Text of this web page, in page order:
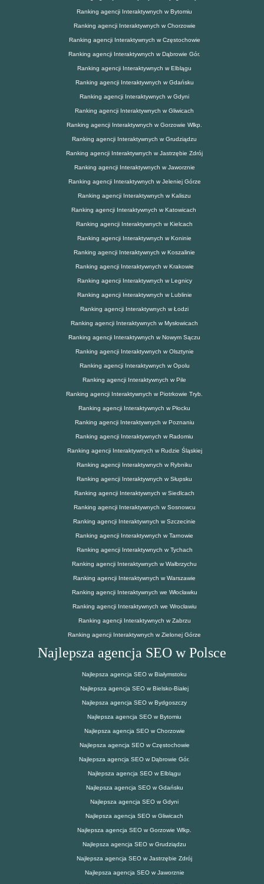
Ranking agencji Interaktywnych w Bytomiu
Ranking agencji Interaktywnych w Chorzowie
Ranking agencji Interaktywnych w Częstochowie
Ranking agencji Interaktywnych w Dąbrowie Gór.
Ranking agencji Interaktywnych w Elblągu
Ranking agencji Interaktywnych w Gdańsku
Ranking agencji Interaktywnych w Gdyni
Ranking agencji Interaktywnych w Gliwicach
Ranking agencji Interaktywnych w Gorzowie Wlkp.
Ranking agencji Interaktywnych w Grudziądzu
Ranking agencji Interaktywnych w Jastrzębie Zdrój
Ranking agencji Interaktywnych w Jaworznie
Ranking agencji Interaktywnych w Jeleniej Górze
Ranking agencji Interaktywnych w Kaliszu
Ranking agencji Interaktywnych w Katowicach
Ranking agencji Interaktywnych w Kielcach
Ranking agencji Interaktywnych w Koninie
Ranking agencji Interaktywnych w Koszalinie
Ranking agencji Interaktywnych w Krakowie
Ranking agencji Interaktywnych w Legnicy
Ranking agencji Interaktywnych w Lublinie
Ranking agencji Interaktywnych w Łodzi
Ranking agencji Interaktywnych w Mysłowicach
Ranking agencji Interaktywnych w Nowym Sączu
Ranking agencji Interaktywnych w Olsztynie
Ranking agencji Interaktywnych w Opolu
Ranking agencji Interaktywnych w Pile
Ranking agencji Interaktywnych w Piotrkowie Tryb.
Ranking agencji Interaktywnych w Płocku
Ranking agencji Interaktywnych w Poznaniu
Ranking agencji Interaktywnych w Radomiu
Ranking agencji Interaktywnych w Rudzie Śląskiej
Ranking agencji Interaktywnych w Rybniku
Ranking agencji Interaktywnych w Słupsku
Ranking agencji Interaktywnych w Siedlcach
Ranking agencji Interaktywnych w Sosnowcu
Ranking agencji Interaktywnych w Szczecinie
Ranking agencji Interaktywnych w Tarnowie
Ranking agencji Interaktywnych w Tychach
Ranking agencji Interaktywnych w Wałbrzychu
Ranking agencji Interaktywnych w Warszawie
Ranking agencji Interaktywnych we Włocławku
Ranking agencji Interaktywnych we Wrocławiu
Ranking agencji Interaktywnych w Zabrzu
Ranking agencji Interaktywnych w Zielonej Górze
Najlepsza agencja SEO w Polsce
Najlepsza agencja SEO w Białymstoku
Najlepsza agencja SEO w Bielsko-Białej
Najlepsza agencja SEO w Bydgoszczy
Najlepsza agencja SEO w Bytomiu
Najlepsza agencja SEO w Chorzowie
Najlepsza agencja SEO w Częstochowie
Najlepsza agencja SEO w Dąbrowie Gór.
Najlepsza agencja SEO w Elblągu
Najlepsza agencja SEO w Gdańsku
Najlepsza agencja SEO w Gdyni
Najlepsza agencja SEO w Gliwicach
Najlepsza agencja SEO w Gorzowie Wlkp.
Najlepsza agencja SEO w Grudziądzu
Najlepsza agencja SEO w Jastrzębie Zdrój
Najlepsza agencja SEO w Jaworznie